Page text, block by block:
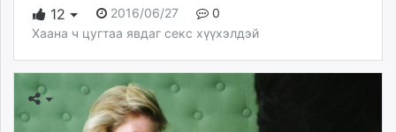
12
2016/06/27
0
Хаана ч цугтаа явдаг секс хүүхэлдэй